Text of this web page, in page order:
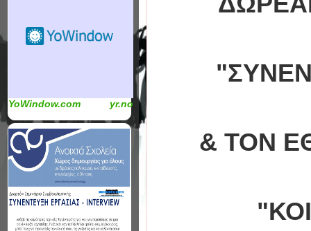
& ΤΟΝ
YoWindow.com yr.no